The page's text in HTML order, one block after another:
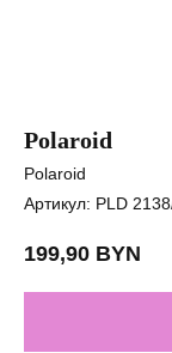
Polaroid
Polaroid
Артикул: PLD
199,90 BYN